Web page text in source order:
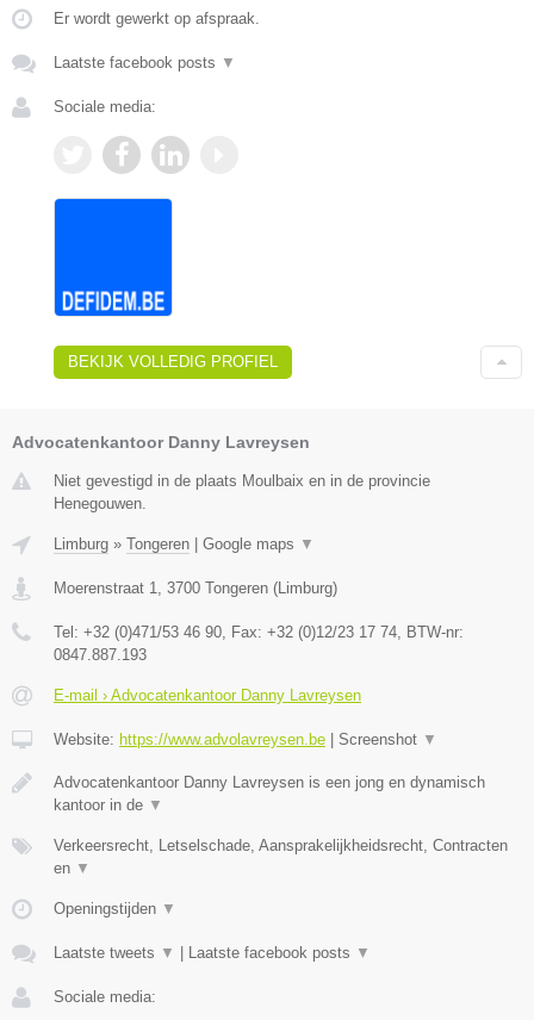
Er wordt gewerkt op afspraak.
Laatste facebook posts ▼
Sociale media:
BEKIJK VOLLEDIG PROFIEL
Advocatenkantoor Danny Lavreysen
Niet gevestigd in de plaats Moulbaix en in de provincie
Henegouwen.
Limburg » Tongeren Google maps ▼
Moerenstraat 1, 3700 Tongeren (Limburg)
Tel: +32 (0)471/53 46 90, Fax: +32 (0)12/23 17 74, BTW-nr:
0847.887.193
E-mail › Advocatenkantoor Danny Lavreysen
Website: https://www.advolavreysen.be Screenshot ▼
Advocatenkantoor Danny Lavreysen is een jong en dynamisch
kantoor in de ▼
Verkeersrecht, Letselschade, Aansprakelijkheidsrecht, Contracten
en ▼
Openingstijden ▼
Laatste tweets ▼ Laatste facebook posts ▼
Sociale media: